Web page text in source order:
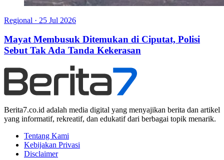
Regional · 25 Jul 2026
Mayat Membusuk Ditemukan di Ciputat, Polisi
Sebut Tak Ada Tanda Kekerasan
Berita7.co.id adalah media digital yang menyajikan berita dan artikel
yang informatif, rekreatif, dan edukatif dari berbagai topik menarik.
Tentang Kami
Kebijakan Privasi
Disclaimer